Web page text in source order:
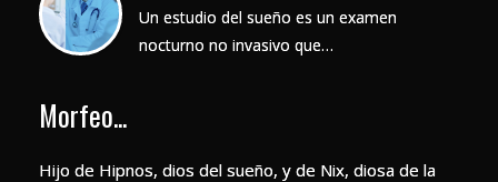
Un estudio del sueño es un examen
nocturno no invasivo que…
Morfeo...
Hijo de Hipnos, dios del sueño, y de Nix, diosa de la